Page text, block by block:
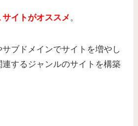
サイトがオススメ 。
ブドメインでサイトを増やし
するジャンルのサイトを構築